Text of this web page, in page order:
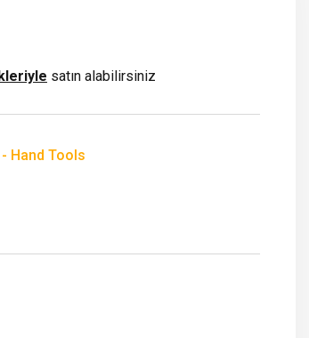
satın alabilirsiniz
Hand Tools